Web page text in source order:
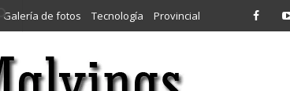
Galería de fotos Tecnología Provincial